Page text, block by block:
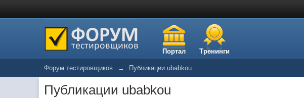
Портал Тренинги
Форум тестировщиков → Публикации ubabkou
Публикации ubabkou